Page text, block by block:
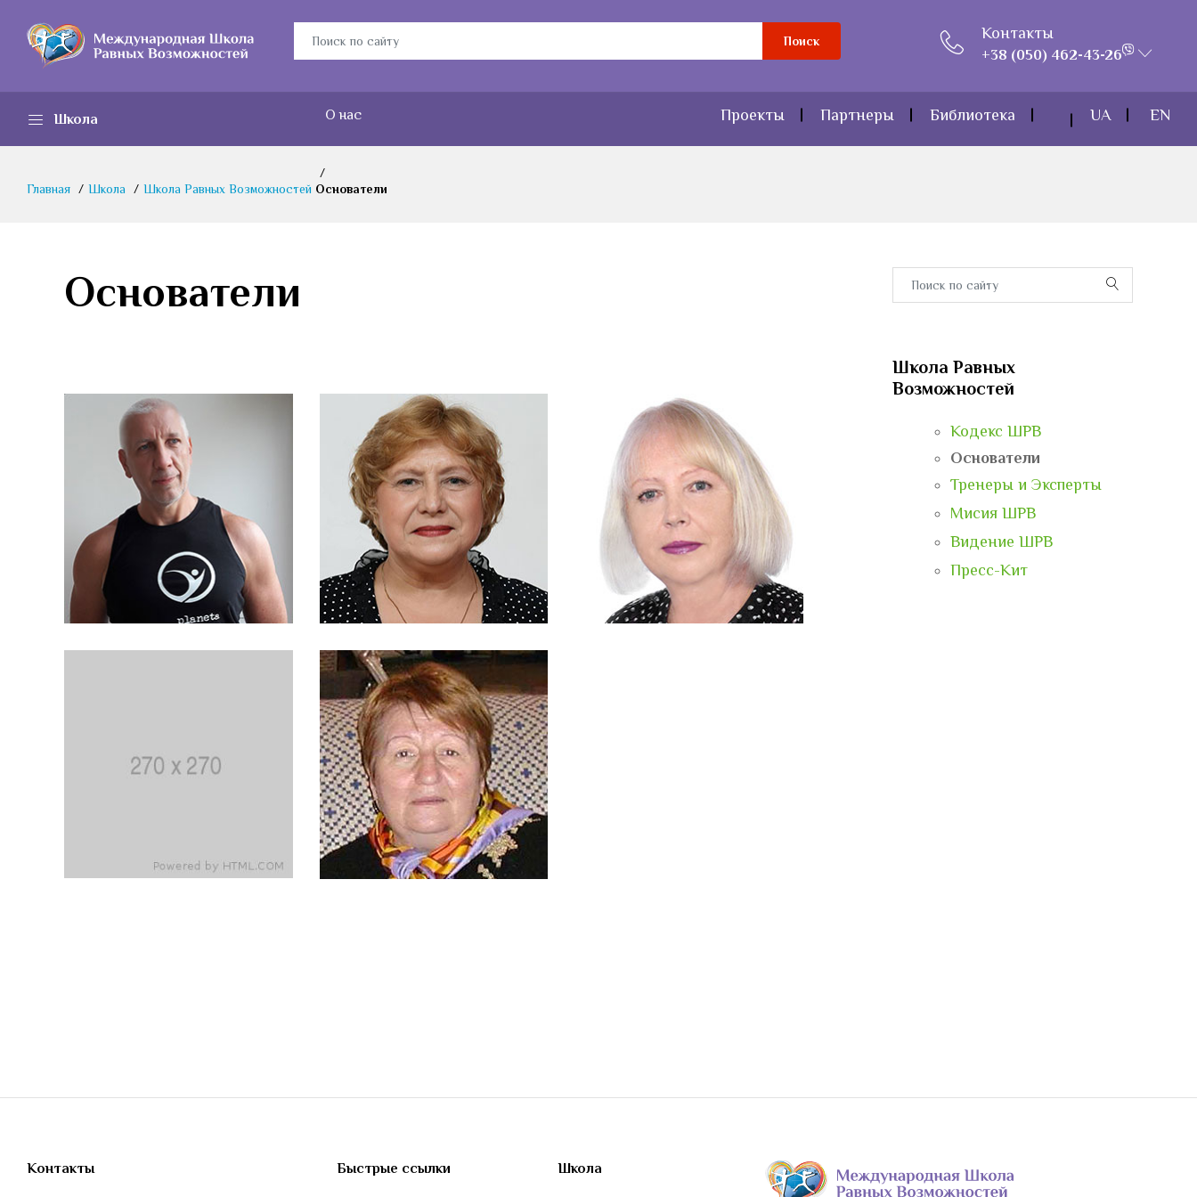
Поиск Контакты
+38 (050) 462-43-26
Школа О нас Проекты Партнеры Библиотека UA EN
Главная Школа Школа Равных Возможностей Основатели
Основатели
Школа Равных
Возможностей
Кодекс ШРВ
Основатели
Тренеры и Эксперты
Мисия ШРВ
Видение ШРВ
Пресс-Кит
Контакты Быстрые ссылки Школа